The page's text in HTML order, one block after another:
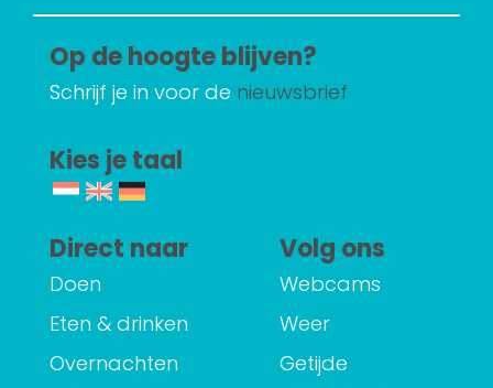
Op de hoogte blijven?
Schrijf je in voor de nieuwsbrief
Kies je taal
Direct naar
Doen
Eten & drinken
Overnachten
Volg ons
Webcams
Weer
Getijde